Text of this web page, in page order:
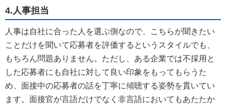
4.人事担当
人事は自社に合った人を選ぶ側なので、こちらが聞きたい
ことだけを聞いて応募者を評価するというスタイルでも、
もちろん問題ありません。ただし、ある企業では不採用と
した応募者にも自社に対して良い印象をもってもらうた
め、面接中の応募者の話を丁寧に傾聴する姿勢を貫いてい
ます。面接官が言語だけでなく非言語においてもあたたか